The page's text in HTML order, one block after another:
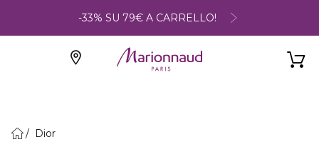
-33% SU 79€ A CARRELLO!
Dior